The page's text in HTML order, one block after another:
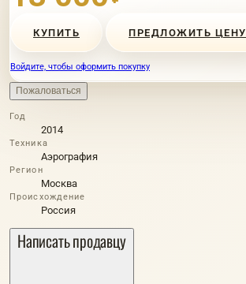
КУПИТЬ ПРЕДЛОЖИТЬ ЦЕНУ
Войдите, чтобы оформить покупку
Пожаловаться
Год
2014
Техника
Аэрография
Регион
Москва
Происхождение
Россия
Написать продавцу